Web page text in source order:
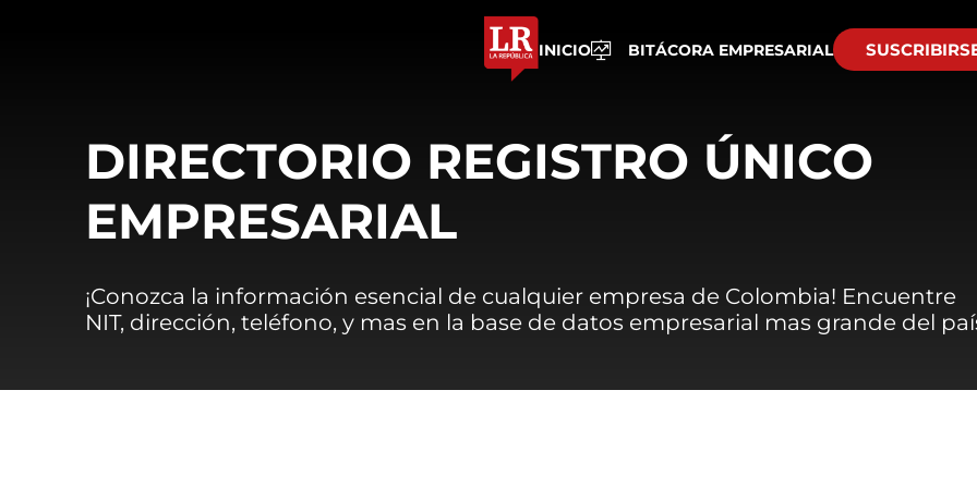
INICIO BITÁCORA EMPRESARIAL
DIRECTORIO REGISTRO ÚNICO
EMPRESARIAL
¡Conozca la información esencial de cualquier empresa de Colombia! Encuentre
NIT, dirección, teléfono, y mas en la base de datos empresarial mas grande del